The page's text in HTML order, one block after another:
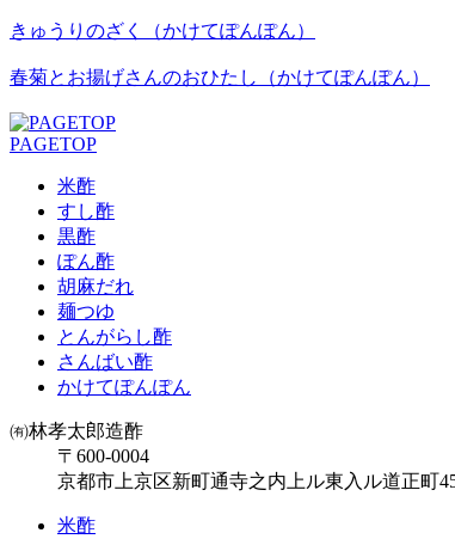
きゅうりのざく（かけてぽんぽん）
春菊とお揚げさんのおひたし（かけてぽんぽん）
PAGETOP
米酢
すし酢
黒酢
ぽん酢
胡麻だれ
麺つゆ
とんがらし酢
さんばい酢
かけてぽんぽん
㈲林孝太郎造酢
〒600-0004
京都市上京区新町通寺之内上ル東入ル道正町
米酢